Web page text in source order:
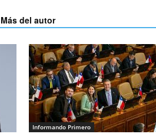
Más del autor
Informando Primero